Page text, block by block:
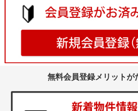
無料会員登録メリットが